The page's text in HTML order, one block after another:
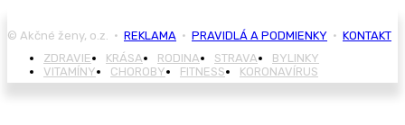
© Akčné ženy, o.z. • REKLAMA • PRAVIDLÁ A PODMIENKY • KONTAKT
ZDRAVIE
KRÁSA RODINA STRAVA
BYLINKY
VITAMÍNY
CHOROBY FITNESS KORONAVÍRUS